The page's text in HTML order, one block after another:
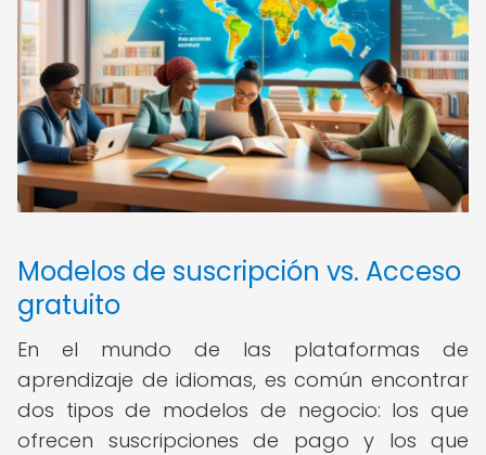
Modelos de suscripción vs. Acceso
gratuito
En el mundo de las plataformas de
aprendizaje de idiomas, es común encontrar
dos tipos de modelos de negocio: los que
ofrecen suscripciones de pago y los que